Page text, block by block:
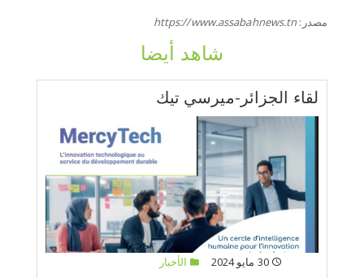
مصدر: https://www.assabahnews.tn
شاهد أيضا
لقاء الجزائر-ميرسي تيك
30 مايو 2024
الأخبار